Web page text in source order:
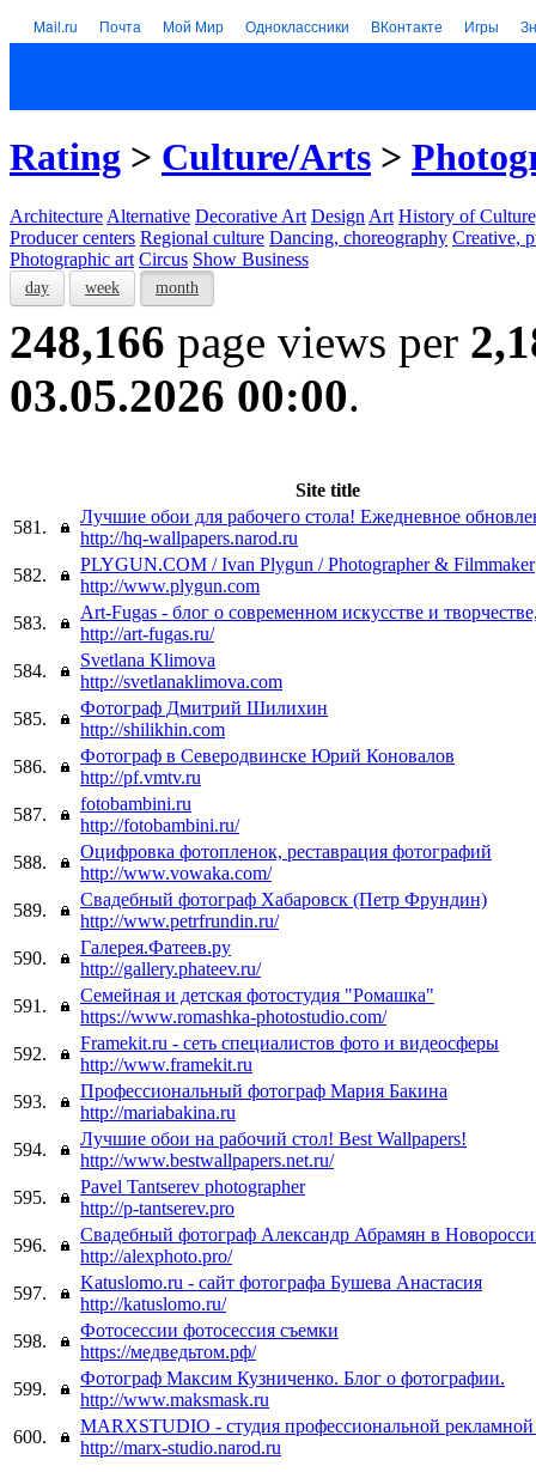
Mail.ru Почта Мой Мир Одноклассники ВКонтакте Игры
Rating > Culture/Arts >
Architecture Alternative Decorative Art Design Art History of
Producer centers Regional culture Dancing, choreography Creative,
Photographic art Circus Show Business
day week month
248,166 page views per
03.05.2026 00:00.
Site title
581.
Лучшие обои для рабочего стола! Ежедневное
http://hq-wallpapers.narod.ru
582.
PLYGUN.COM / Ivan Plygun / Photographer & Filmmaker
http://www.plygun.com
583.
Art-Fugas - блог о современном искусстве и
http://art-fugas.ru/
584.
Svetlana Klimova
http://svetlanaklimova.com
585.
Фотограф Дмитрий Шилихин
http://shilikhin.com
586.
Фотограф в Северодвинске Юрий Коновалов
http://pf.vmtv.ru
587.
fotobambini.ru
http://fotobambini.ru/
588.
Оцифровка фотопленок, реставрация фотографий
http://www.vowaka.com/
589.
Свадебный фотограф Хабаровск (Петр Фрундин)
http://www.petrfrundin.ru/
590.
Галерея.Фатеев.ру
http://gallery.phateev.ru/
591.
Семейная и детская фотостудия "Ромашка"
https://www.romashka-photostudio.com/
592.
Framekit.ru - сеть специалистов фото и видеосферы
http://www.framekit.ru
593.
Профессиональный фотограф Мария Бакина
http://mariabakina.ru
594.
Лучшие обои на рабочий стол! Best Wallpapers!
http://www.bestwallpapers.net.ru/
595.
Pavel Tantserev photographer
http://p-tantserev.pro
596.
Свадебный фотограф Александр Абрамян в
http://alexphoto.pro/
597.
Katuslomo.ru - сайт фотографа Бушева Анастасия
http://katuslomo.ru/
598.
Фотосессии фотосессия съемки
https://медведьтом.рф/
599.
Фотограф Максим Кузниченко. Блог о фотографии.
http://www.maksmask.ru
600.
MARXSTUDIO - студия профессиональной
http://marx-studio.narod.ru